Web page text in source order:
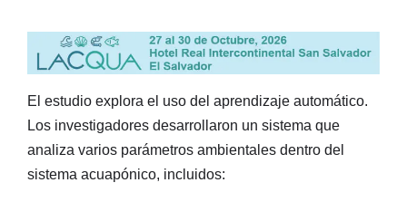
El estudio explora el uso del aprendizaje automático.
Los investigadores desarrollaron un sistema que
analiza varios parámetros ambientales dentro del
sistema acuapónico, incluidos: